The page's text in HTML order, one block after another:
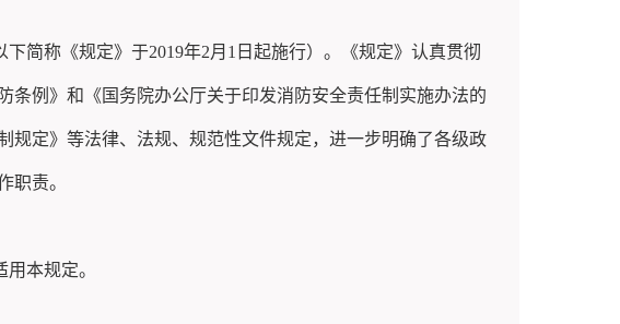
下简称《规定》于2019年2月1日起施行）。《规定》认真贯彻
条例》和《国务院办公厅关于印发消防安全责任制实施办法的
规定》等法律、法规、规范性文件规定，进一步明确了各级政
职责。
本规定。